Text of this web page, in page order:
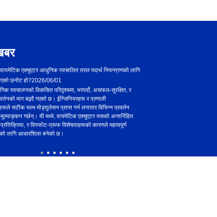
एक्चुएटर आधुनिक स्वचालित तरल पदार्थ नियन्त्रणको लागि
छनोट हो?2026/06/01
स्वचालनको विकसित परिदृश्यमा, भरपर्दो, असफल-सुरक्षित, र
माग बढ्दै गएको छ। ईन्जिनियरहरू र प्रणाली
सटीक भल्भ मोड्युलेसन प्राप्त गर्न लगातार विभिन्न प्रवर्तन
गर्छन्। यी मध्ये, वायमेटिक एक्चुएटर यसको अन्तर्निहित
र विस्फोट-प्रूफ विशेषताहरूको कारणले महत्वपूर्ण
लागि आधारशिला बनेको छ।